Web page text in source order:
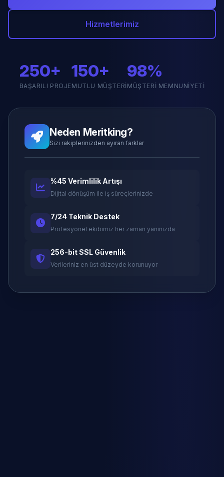
Hizmetlerimiz
250+
BAŞARILI PROJE
150+
MUTLU MÜŞTERI
98%
MÜŞTERI MEMNUNIYETI
Neden Meritking?
Sizi rakiplerinizden ayıran farklar
%45 Verimlilik Artışı
Dijital dönüşüm ile iş süreçlerinizde
7/24 Teknik Destek
Profesyonel ekibimiz her zaman yanınızda
256-bit SSL Güvenlik
Verileriniz en üst düzeyde korunuyor